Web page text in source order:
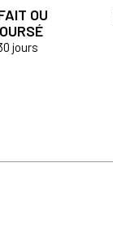
OU
jours